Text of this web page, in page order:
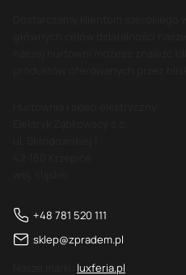
+48 781 520 111
sklep@zpradem.pl
luxferia.pl